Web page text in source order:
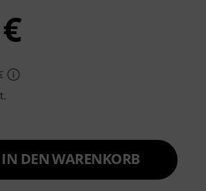
€
IN DEN WARENKORB